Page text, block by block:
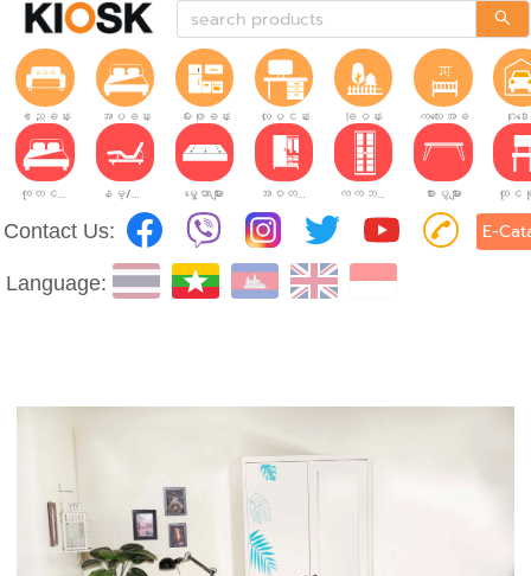
ဧည့်ခန်း အိပ်ခန်း မီးဖိုခန်း လုပ်ငန်းခွင် ခြံဝန်း ကလေးအခန်း ဂိုဒ
ကုတင်များ နိမ့်/မြင့်ချိန်ညှိနိုင်သော ကုတင်များ မွေ့ယာများ အဝတ်အစားဗီဒိုများ ကက်ဘိနက်ဗီဒိုများ စားပွဲများ
Contact Us: E-
Language: